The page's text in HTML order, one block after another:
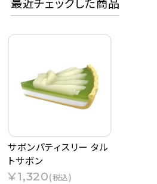
サボンパティスリー タル
トサボン
¥1,320(税込)